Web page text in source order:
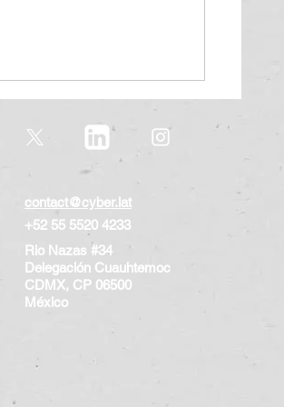
ganará la Carrera?:
de Acción de IA de
Unidos
contact@cyber.lat
+52 55 5520 4233
Rio Nazas #34
Delegación Cuauhtemoc
CDMX, CP 06500
​México